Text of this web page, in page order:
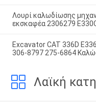
Λουρί καλωδίωσης
εκσκαφέα 2306279
Excavator CAT 336D
306-8797 275-6864
Λαϊκή